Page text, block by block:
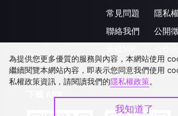
常見問題
聯絡我們
隱私
公開
為提供您更多優質的服務與內容，本網站使用
繼續閱覽本網站內容，即表示您同意我們使用
私權政策資訊，請閱讀我們的隱私權政策。
我知道了